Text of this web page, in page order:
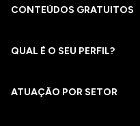
CONTEÚDOS GRATUITOS
QUAL É O SEU PERFIL?
ATUAÇÃO POR SETOR